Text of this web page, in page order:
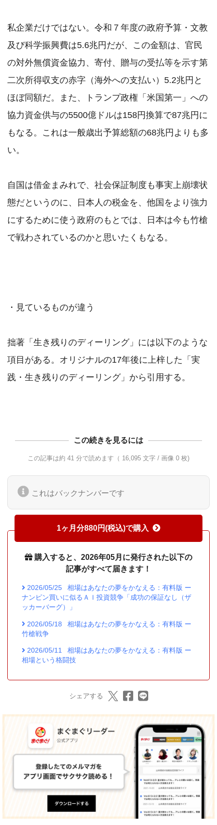
私企業だけではない。令和７年度の政府予算・文教
及び科学振興費は5.6兆円だが、この金額は、官民
の対外無償資金協力、寄付、贈与の受払等を示す第
二次所得収支の赤字（海外への支払い）5.2兆円と
ほぼ同額だ。また、トランプ政権「米国第一」への
協力資金供与の5500億ドルは158円換算で87兆円に
もなる。これは一般歳出予算総額の68兆円よりも多
い。
自国は借金まみれで、社会保証制度も事実上崩壊状
態だというのに、日本人の税金を、他国をより強力
にするために使う政府のもとでは、日本は今も竹槍
で戦わされているのかと思いたくもなる。
・見ているものが違う
拙著「生き残りのディーリング」には以下のような
項目がある。オリジナルの17年後に上梓した「実
践・生き残りのディーリング」から引用する。
この続きを見るには
この記事は約 41 分で読めます（ 16,095 文字 / 画像 0 枚)
これはバックナンバーです
1ヶ月分880円(税込)で購入
購入すると、2026年05月に発行された以下の
記事がすべて届きます！
2026/05/25
相場はあなたの夢をかなえる：有料版 ー
ナンピン買いに似るＡＩ投資競争「成功の保証なし（ザ
ッカーバーグ）」
2026/05/18
相場はあなたの夢をかなえる：有料版 ー
竹槍戦争
2026/05/11
相場はあなたの夢をかなえる：有料版 ー
相場という格闘技
シェアする